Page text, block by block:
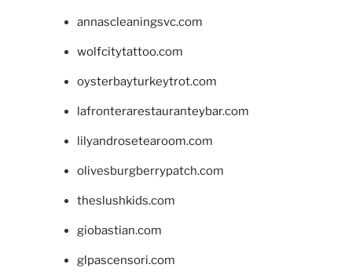
annascleaningsvc.com
wolfcitytattoo.com
oysterbayturkeytrot.com
lafronterarestauranteybar.com
lilyandrosetearoom.com
olivesburgberrypatch.com
theslushkids.com
giobastian.com
glpascensori.com